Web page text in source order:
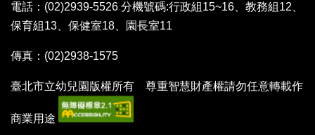
電話：(02)2939-5526 分機號碼:行政組15~16、教務組12、
保育組13、保健室18、園長室11
傳真：(02)2938-1575
臺北市立幼兒園版權所有 尊重智慧財產權請勿任意轉載作
商業用途